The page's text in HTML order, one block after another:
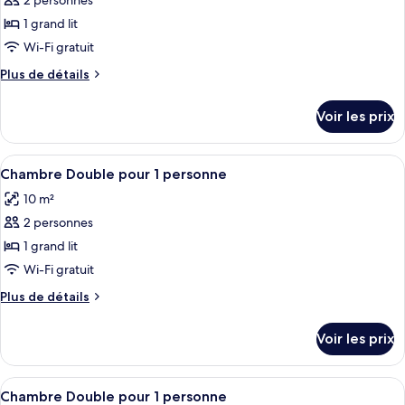
pour
ce
type
de
Chambre
Supérieure
1 grand lit
Wi-Fi gratuit
Plus de détails
Plus
le
type
de
Chambre
Supérieure
Voir les prix
Afficher
toutes
les
photos
pour
ce
type
de
Chambre
Double
pour
Une chambre d’hôtel étroite, avec
6
Chambre Double pour 1 personne
10 m²
2 personnes
1 grand lit
Wi-Fi gratuit
Plus de détails
Plus
le
type
de
Voir les prix
Afficher
Une chambre d’hôtel avec deux
4
Chambre Double pour 1 personne